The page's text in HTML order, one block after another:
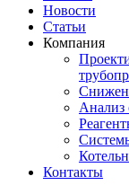
Новости
Статьи
Компания
Анализ
Контакты